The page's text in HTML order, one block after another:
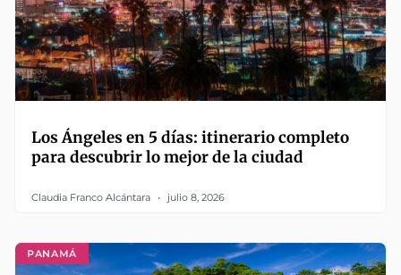
Los Ángeles en 5 días: itinerario completo
para descubrir lo mejor de la ciudad
Claudia Franco Alcántara julio 8, 2026
PANAMÁ